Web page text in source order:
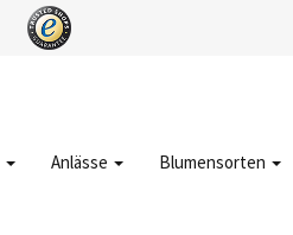
Anlässe Blumensorten